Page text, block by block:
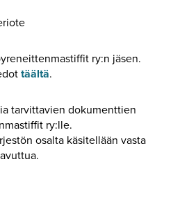
ry:n jäsen.
täältä.
tarvittavien dokumenttien
ry:lle.
osalta käsitellään vasta